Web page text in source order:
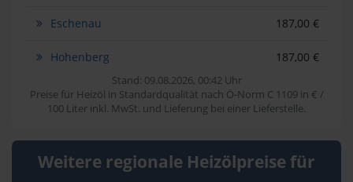
Eschenau 187,00 €
Hohenberg 187,00 €
Stand: 09.08.2026, 00:42 Uhr
Preise für Heizöl in Standardqualität nach Ö-Norm C 1109 in € /
100 Liter inkl. MwSt. und Lieferung bei einer Lieferstelle.
Weitere regionale Heizölpreise für